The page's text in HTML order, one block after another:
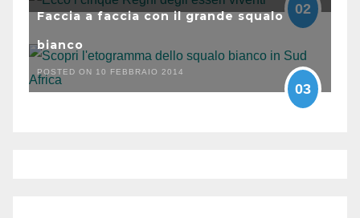
02
Faccia a faccia con il grande squalo
bianco
POSTED ON 10 FEBBRAIO 2014
03